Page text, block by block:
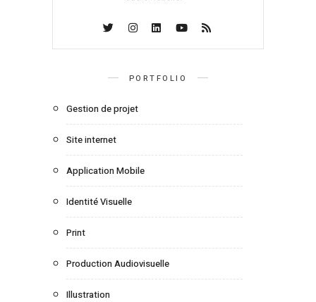
PORTFOLIO
Gestion de projet
Site internet
Application Mobile
Identité Visuelle
Print
Production Audiovisuelle
Illustration